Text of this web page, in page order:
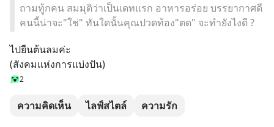
ถามทู้กคน สมมุติว่าเป็นเดทแรก อาหารอร่อย บรรยากาศดี
คนนี้น่าจะ"ใช่" ทันใดนั้นคุณปวดท้อง"ตด" จะทำยังไงดี ?
ไปยืนต้นลมค่ะ
(สังคมแห่งการแบ่งปัน)
2
ความคิดเห็น ไลฟ์สไตล์ ความรัก